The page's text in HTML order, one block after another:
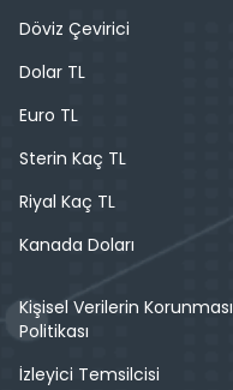
Döviz Çevirici
Dolar TL
Euro TL
Sterin Kaç TL
Riyal Kaç TL
Kanada Doları
Kişisel Verilerin Korunması
Politikası
İzleyici Temsilcisi